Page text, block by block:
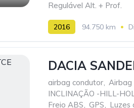
Regulável Alt. + Prof.
2016 94.750 km
DACIA
airbag condutor, Airbag
INCLINAÇÃO -HILL-
Freio ABS, GPS, Luzes